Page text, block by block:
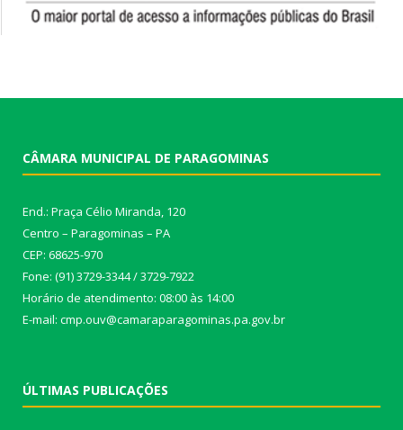
CÂMARA MUNICIPAL DE PARAGOMINAS
End.: Praça Célio Miranda, 120
Centro – Paragominas – PA
CEP: 68625-970
Fone: (91) 3729-3344 / 3729-7922
Horário de atendimento: 08:00 às 14:00
E-mail: cmp.ouv@camaraparagominas.pa.gov.br
ÚLTIMAS PUBLICAÇÕES